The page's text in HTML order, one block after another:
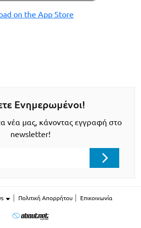
Ενημερωμένοι!
νέα μας, κάνοντας εγγραφή στο
newsletter!
Πολιτική Απορρήτου Επικοινωνία